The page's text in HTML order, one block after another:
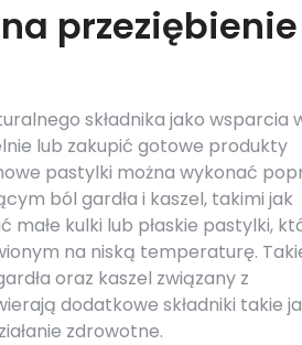
składnika jako wsparcia
lub zakupić gotowe produkty
pastylki można wykonać
ból gardła i kaszel, takimi jak
kulki lub płaskie pastylki,
na niską temperaturę.
oraz kaszel związany z
dodatkowe składniki takie
zdrowotne.